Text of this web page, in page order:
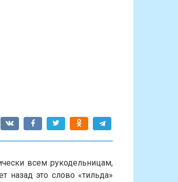
всем рукодельницам,
назад это слово «тильда»